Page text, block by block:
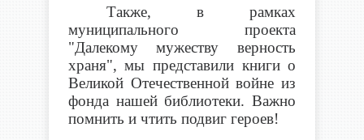
Также, в рамках
муниципального проекта
"Далекому мужеству верность
храня", мы представили книги о
Великой Отечественной войне из
фонда нашей библиотеки. Важно
помнить и чтить подвиг героев!